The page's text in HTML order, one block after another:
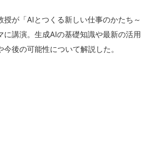
が「AIとつくる新しい仕事のかたち～
講演。生成AIの基礎知識や最新の活用
後の可能性について解説した。